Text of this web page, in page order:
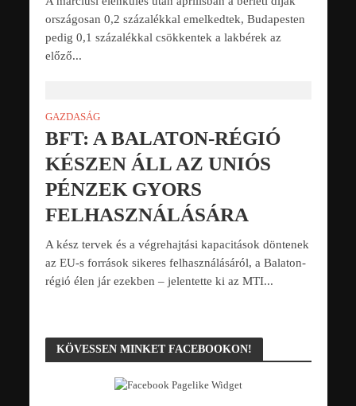
országosan 0,2 százalékkal emelkedtek, Budapesten
pedig 0,1 százalékkal csökkentek a lakbérek az
előző...
GAZDASÁG
BFT: A BALATON-RÉGIÓ
KÉSZEN ÁLL AZ UNIÓS
PÉNZEK GYORS
FELHASZNÁLÁSÁRA
A kész tervek és a végrehajtási kapacitások döntenek
az EU-s források sikeres felhasználásáról, a Balaton-
régió élen jár ezekben – jelentette ki az MTI...
KÖVESSEN MINKET FACEBOOKON!